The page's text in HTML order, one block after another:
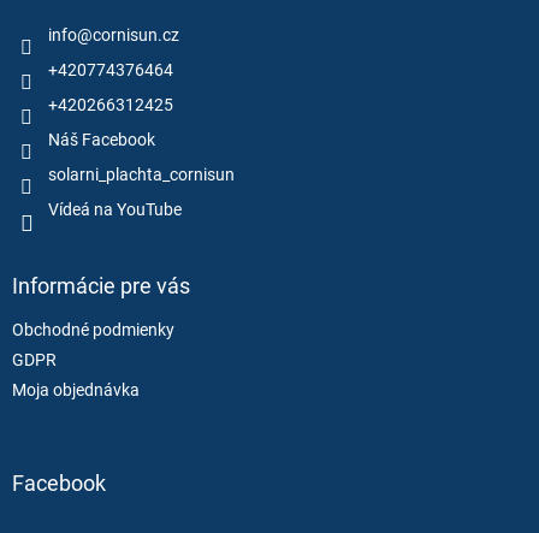
info@cornisun.cz
+420774376464
+420266312425
Náš Facebook
solarni_plachta_cornisun
Vídeá na YouTube
Informácie pre vás
Obchodné podmienky
GDPR
Moja objednávka
Facebook